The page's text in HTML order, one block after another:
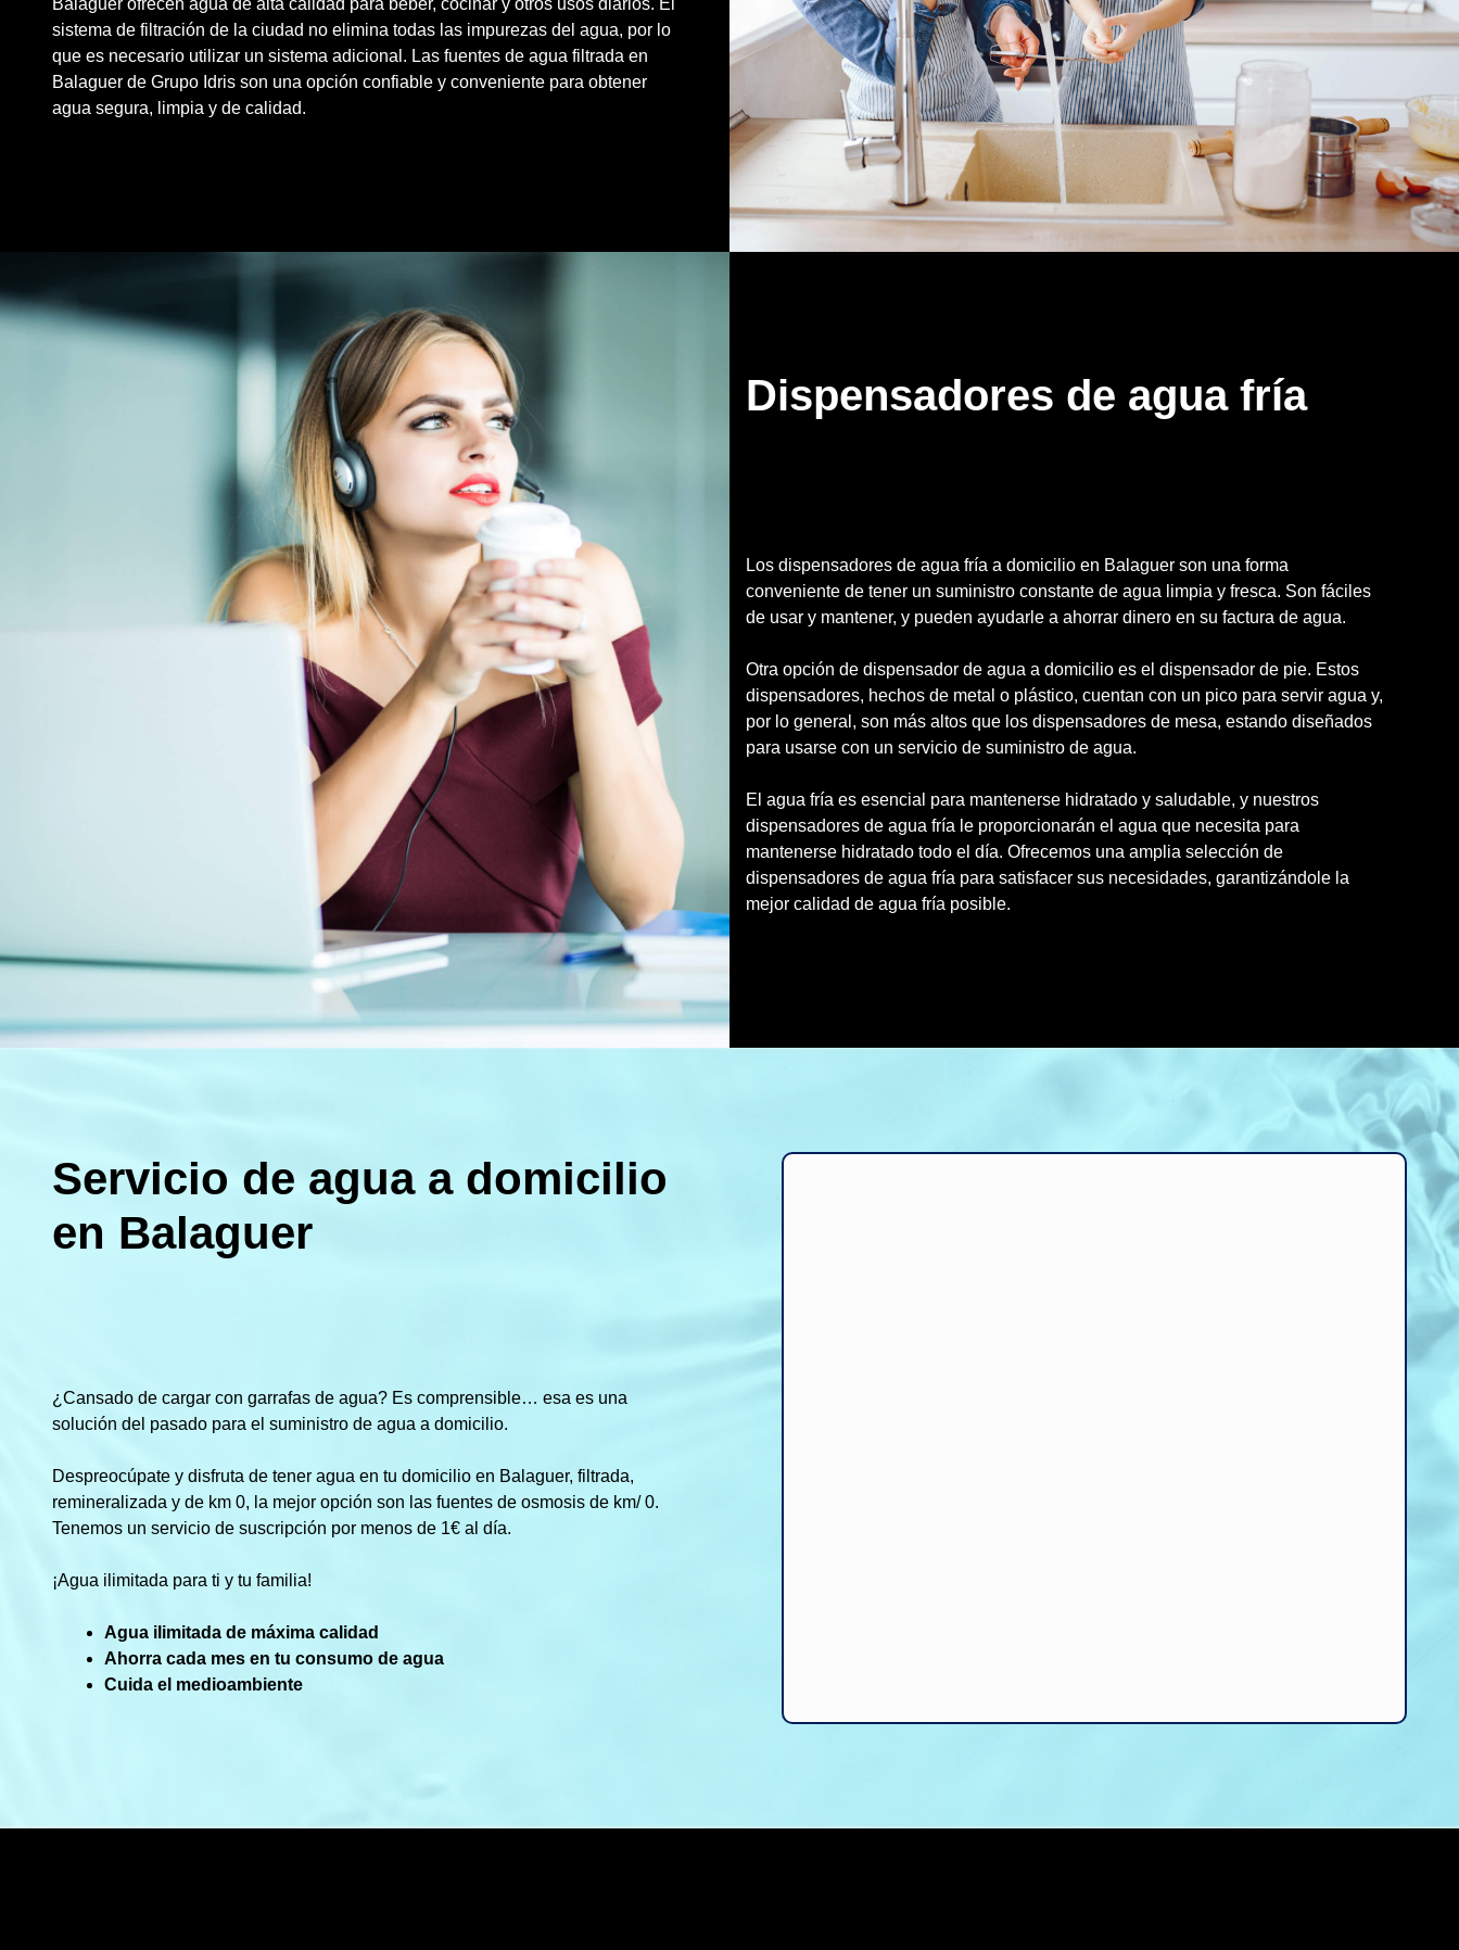
Balaguer ofrecen agua de alta calidad para beber, cocinar y otros usos diarios. El
sistema de filtración de la ciudad no elimina todas las impurezas del agua, por lo
que es necesario utilizar un sistema adicional. Las fuentes de agua filtrada en
Balaguer de Grupo Idris son una opción confiable y conveniente para obtener
agua segura, limpia y de calidad.
Dispensadores de agua fría
Los dispensadores de agua fría a domicilio en Balaguer son una forma
conveniente de tener un suministro constante de agua limpia y fresca. Son fáciles
de usar y mantener, y pueden ayudarle a ahorrar dinero en su factura de agua.
Otra opción de dispensador de agua a domicilio es el dispensador de pie. Estos
dispensadores, hechos de metal o plástico, cuentan con un pico para servir agua y,
por lo general, son más altos que los dispensadores de mesa, estando diseñados
para usarse con un servicio de suministro de agua.
El agua fría es esencial para mantenerse hidratado y saludable, y nuestros
dispensadores de agua fría le proporcionarán el agua que necesita para
mantenerse hidratado todo el día. Ofrecemos una amplia selección de
dispensadores de agua fría para satisfacer sus necesidades, garantizándole la
mejor calidad de agua fría posible.
Servicio de agua a domicilio
en Balaguer
¿Cansado de cargar con garrafas de agua? Es comprensible… esa es una
solución del pasado para el suministro de agua a domicilio.
Despreocúpate y disfruta de tener agua en tu domicilio en Balaguer, filtrada,
remineralizada y de km 0, la mejor opción son las fuentes de osmosis de km/ 0.
Tenemos un servicio de suscripción por menos de 1€ al día.
¡Agua ilimitada para ti y tu familia!
Agua ilimitada de máxima calidad
Ahorra cada mes en tu consumo de agua
Cuida el medioambiente